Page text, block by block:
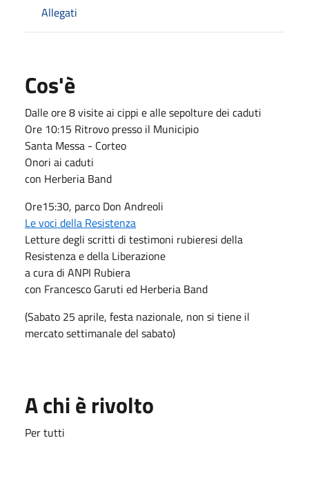
Allegati
Cos'è
Dalle ore 8 visite ai cippi e alle sepolture dei caduti
Ore 10:15 Ritrovo presso il Municipio
Santa Messa - Corteo
Onori ai caduti
con Herberia Band
Ore15:30, parco Don Andreoli
Le voci della Resistenza
Letture degli scritti di testimoni rubieresi della
Resistenza e della Liberazione
a cura di ANPI Rubiera
con Francesco Garuti ed Herberia Band
(Sabato 25 aprile, festa nazionale, non si tiene il
mercato settimanale del sabato)
A chi è rivolto
Per tutti